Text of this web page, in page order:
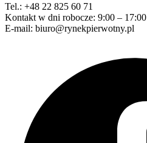
Tel.: +48 22 825 60 71
Kontakt w dni robocze: 9:00 – 17:00
E-mail: biuro@rynekpierwotny.pl